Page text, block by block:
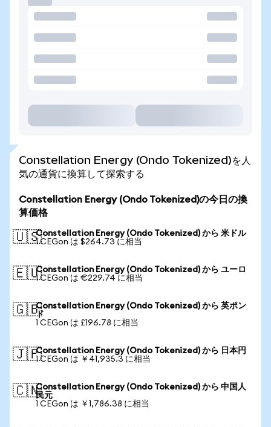
Constellation Energy (Ondo Tokenized)を人
気の通貨に換算して探索する
Constellation Energy (Ondo Tokenized)の今日の換
算価格
🇺🇸Constellation Energy (Ondo Tokenized) から 米ドル
1 CEGon は $264.73 に相当
🇪🇺Constellation Energy (Ondo Tokenized) から ユーロ
1 CEGon は €229.74 に相当
🇬🇧Constellation Energy (Ondo Tokenized) から 英ポン
ド
1 CEGon は £196.78 に相当
🇯🇵Constellation Energy (Ondo Tokenized) から 日本円
1 CEGon は ￥41,935.3 に相当
🇨🇳Constellation Energy (Ondo Tokenized) から 中国人
民元
1 CEGon は ￥1,786.38 に相当